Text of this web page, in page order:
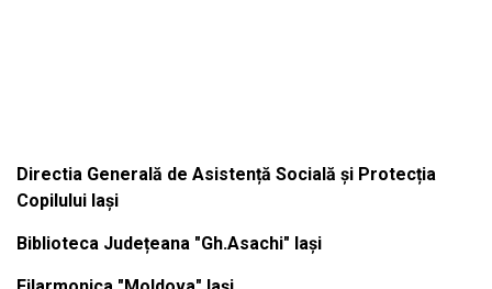
Directia Generală de Asistență Socială și Protecția
Copilului Iași
Biblioteca Județeana "Gh.Asachi" Iași